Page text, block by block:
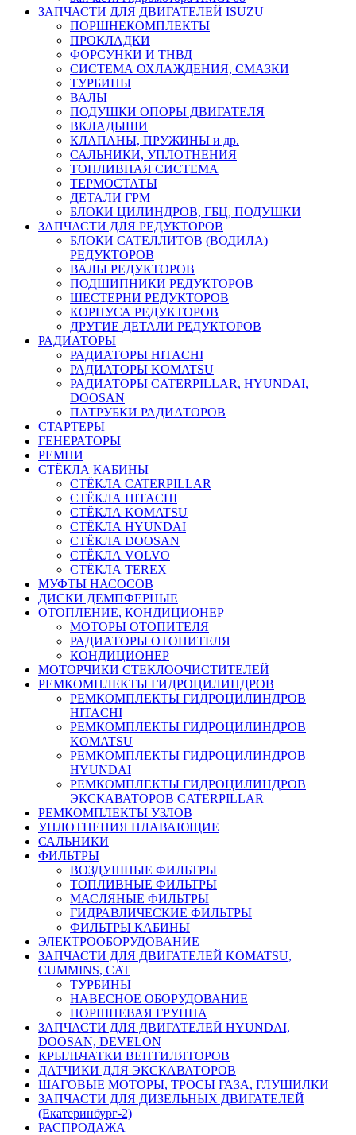
ЗАПЧАСТИ ДЛЯ ДВИГАТЕЛЕЙ ISUZU
ПОРШНЕКОМПЛЕКТЫ
ПРОКЛАДКИ
ФОРСУНКИ И ТНВД
СИСТЕМА ОХЛАЖДЕНИЯ, СМАЗКИ
ТУРБИНЫ
ВАЛЫ
ПОДУШКИ ОПОРЫ ДВИГАТЕЛЯ
ВКЛАДЫШИ
КЛАПАНЫ, ПРУЖИНЫ и др.
САЛЬНИКИ, УПЛОТНЕНИЯ
ТОПЛИВНАЯ СИСТЕМА
ТЕРМОСТАТЫ
ДЕТАЛИ ГРМ
БЛОКИ ЦИЛИНДРОВ, ГБЦ, ПОДУШКИ
ЗАПЧАСТИ ДЛЯ РЕДУКТОРОВ
БЛОКИ САТЕЛЛИТОВ (ВОДИЛА)
РЕДУКТОРОВ
ВАЛЫ РЕДУКТОРОВ
ПОДШИПНИКИ РЕДУКТОРОВ
ШЕСТЕРНИ РЕДУКТОРОВ
КОРПУСА РЕДУКТОРОВ
ДРУГИЕ ДЕТАЛИ РЕДУКТОРОВ
РАДИАТОРЫ
РАДИАТОРЫ HITACHI
РАДИАТОРЫ KOMATSU
РАДИАТОРЫ CATERPILLAR, HYUNDAI,
DOOSAN
ПАТРУБКИ РАДИАТОРОВ
СТАРТЕРЫ
ГЕНЕРАТОРЫ
РЕМНИ
СТЁКЛА КАБИНЫ
СТЁКЛА CATERPILLAR
СТЁКЛА HITACHI
СТЁКЛА KOMATSU
СТЁКЛА HYUNDAI
СТЁКЛА DOOSAN
СТЁКЛА VOLVO
СТЁКЛА TEREX
МУФТЫ НАСОСОВ
ДИСКИ ДЕМПФЕРНЫЕ
ОТОПЛЕНИЕ, КОНДИЦИОНЕР
МОТОРЫ ОТОПИТЕЛЯ
РАДИАТОРЫ ОТОПИТЕЛЯ
КОНДИЦИОНЕР
МОТОРЧИКИ СТЕКЛООЧИСТИТЕЛЕЙ
РЕМКОМПЛЕКТЫ ГИДРОЦИЛИНДРОВ
РЕМКОМПЛЕКТЫ ГИДРОЦИЛИНДРОВ
HITACHI
РЕМКОМПЛЕКТЫ ГИДРОЦИЛИНДРОВ
KOMATSU
РЕМКОМПЛЕКТЫ ГИДРОЦИЛИНДРОВ
HYUNDAI
РЕМКОМПЛЕКТЫ ГИДРОЦИЛИНДРОВ
ЭКСКАВАТОРОВ CATERPILLAR
РЕМКОМПЛЕКТЫ УЗЛОВ
УПЛОТНЕНИЯ ПЛАВАЮЩИЕ
САЛЬНИКИ
ФИЛЬТРЫ
ВОЗДУШНЫЕ ФИЛЬТРЫ
ТОПЛИВНЫЕ ФИЛЬТРЫ
МАСЛЯНЫЕ ФИЛЬТРЫ
ГИДРАВЛИЧЕСКИЕ ФИЛЬТРЫ
ФИЛЬТРЫ КАБИНЫ
ЭЛЕКТРООБОРУДОВАНИЕ
ЗАПЧАСТИ ДЛЯ ДВИГАТЕЛЕЙ KOMATSU,
CUMMINS, CAT
ТУРБИНЫ
НАВЕСНОЕ ОБОРУДОВАНИЕ
ПОРШНЕВАЯ ГРУППА
ЗАПЧАСТИ ДЛЯ ДВИГАТЕЛЕЙ HYUNDAI,
DOOSAN, DEVELON
КРЫЛЬЧАТКИ ВЕНТИЛЯТОРОВ
ДАТЧИКИ ДЛЯ ЭКСКАВАТОРОВ
ШАГОВЫЕ МОТОРЫ, ТРОСЫ ГАЗА, ГЛУШИЛКИ
ЗАПЧАСТИ ДЛЯ ДИЗЕЛЬНЫХ ДВИГАТЕЛЕЙ
(Екатеринбург-2)
РАСПРОДАЖА